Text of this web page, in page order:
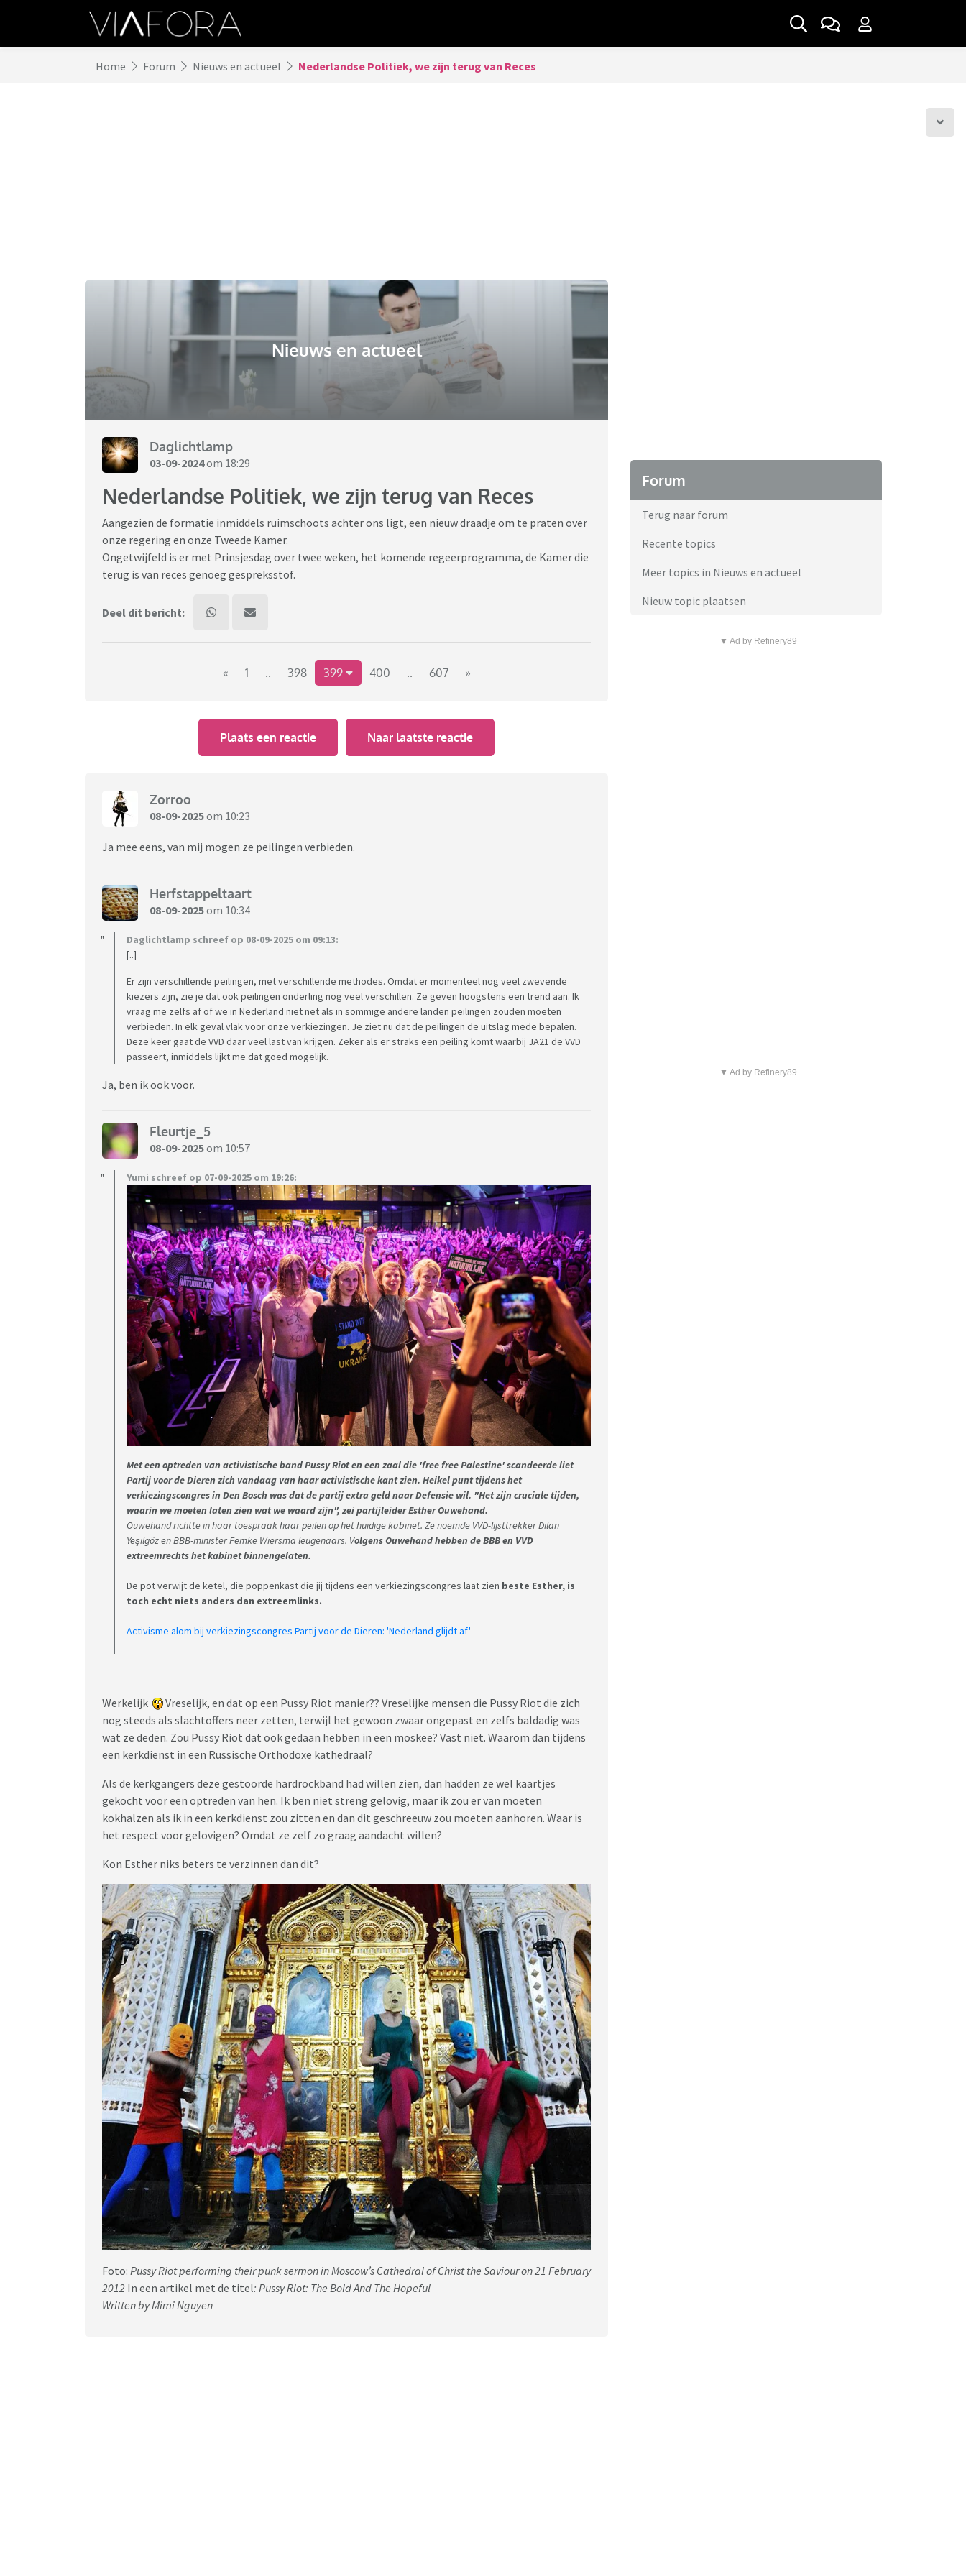
Home Forum Nieuws en actueel Nederlandse Politiek, we zijn terug van Reces
Nieuws en actueel
Daglichtlamp
03-09-2024om 18:29
Nederlandse Politiek, we zijn terug van Reces
Aangezien de formatie inmiddels ruimschoots achter ons ligt, een nieuw draadje om te praten over
onze regering en onze Tweede Kamer.
Ongetwijfeld is er met Prinsjesdag over twee weken, het komende regeerprogramma, de Kamer die
terug is van reces genoeg gespreksstof.
Deel dit bericht:
« 1 .. 398 399 400 .. 607 »
Plaats een reactie Naar laatste reactie
Zorroo
08-09-2025om 10:23
Ja mee eens, van mij mogen ze peilingen verbieden.
Herfstappeltaart
08-09-2025om 10:34
Daglichtlamp schreef op 08-09-2025 om 09:13:
[..]
Er zijn verschillende peilingen, met verschillende methodes. Omdat er momenteel nog veel zwevende
kiezers zijn, zie je dat ook peilingen onderling nog veel verschillen. Ze geven hoogstens een trend aan. Ik
vraag me zelfs af of we in Nederland niet net als in sommige andere landen peilingen zouden moeten
verbieden. In elk geval vlak voor onze verkiezingen. Je ziet nu dat de peilingen de uitslag mede bepalen.
Deze keer gaat de VVD daar veel last van krijgen. Zeker als er straks een peiling komt waarbij JA21 de VVD
passeert, inmiddels lijkt me dat goed mogelijk.
Ja, ben ik ook voor.
Fleurtje_5
08-09-2025om 10:57
Yumi schreef op 07-09-2025 om 19:26:
Met een optreden van activistische band Pussy Riot en een zaal die 'free free Palestine' scandeerde liet
Partij voor de Dieren zich vandaag van haar activistische kant zien. Heikel punt tijdens het
verkiezingscongres in Den Bosch was dat de partij extra geld naar Defensie wil. "Het zijn cruciale tijden,
waarin we moeten laten zien wat we waard zijn", zei partijleider Esther Ouwehand.
Ouwehand richtte in haar toespraak haar peilen op het huidige kabinet. Ze noemde VVD-lijsttrekker Dilan
Yeşilgöz en BBB-minister Femke Wiersma leugenaars. Volgens Ouwehand hebben de BBB en VVD
extreemrechts het kabinet binnengelaten.
De pot verwijt de ketel, die poppenkast die jij tijdens een verkiezingscongres laat zien beste Esther, is
toch echt niets anders dan extreemlinks.
Activisme alom bij verkiezingscongres Partij voor de Dieren: 'Nederland glijdt af'
Werkelijk
Vreselijk, en dat op een Pussy Riot manier?? Vreselijke mensen die Pussy Riot die zich
nog steeds als slachtoffers neer zetten, terwijl het gewoon zwaar ongepast en zelfs baldadig was
wat ze deden. Zou Pussy Riot dat ook gedaan hebben in een moskee? Vast niet. Waarom dan tijdens
een kerkdienst in een Russische Orthodoxe kathedraal?
Als de kerkgangers deze gestoorde hardrockband had willen zien, dan hadden ze wel kaartjes
gekocht voor een optreden van hen. Ik ben niet streng gelovig, maar ik zou er van moeten
kokhalzen als ik in een kerkdienst zou zitten en dan dit geschreeuw zou moeten aanhoren. Waar is
het respect voor gelovigen? Omdat ze zelf zo graag aandacht willen?
Kon Esther niks beters te verzinnen dan dit?
Foto: Pussy Riot performing their punk sermon in Moscow’s Cathedral of Christ the Saviour on 21 February
2012 In een artikel met de titel: Pussy Riot: The Bold And The Hopeful
Written by Mimi Nguyen
Forum
Terug naar forum
Recente topics
Meer topics in Nieuws en actueel
Nieuw topic plaatsen
▼ Ad by Refinery89
▼ Ad by Refinery89